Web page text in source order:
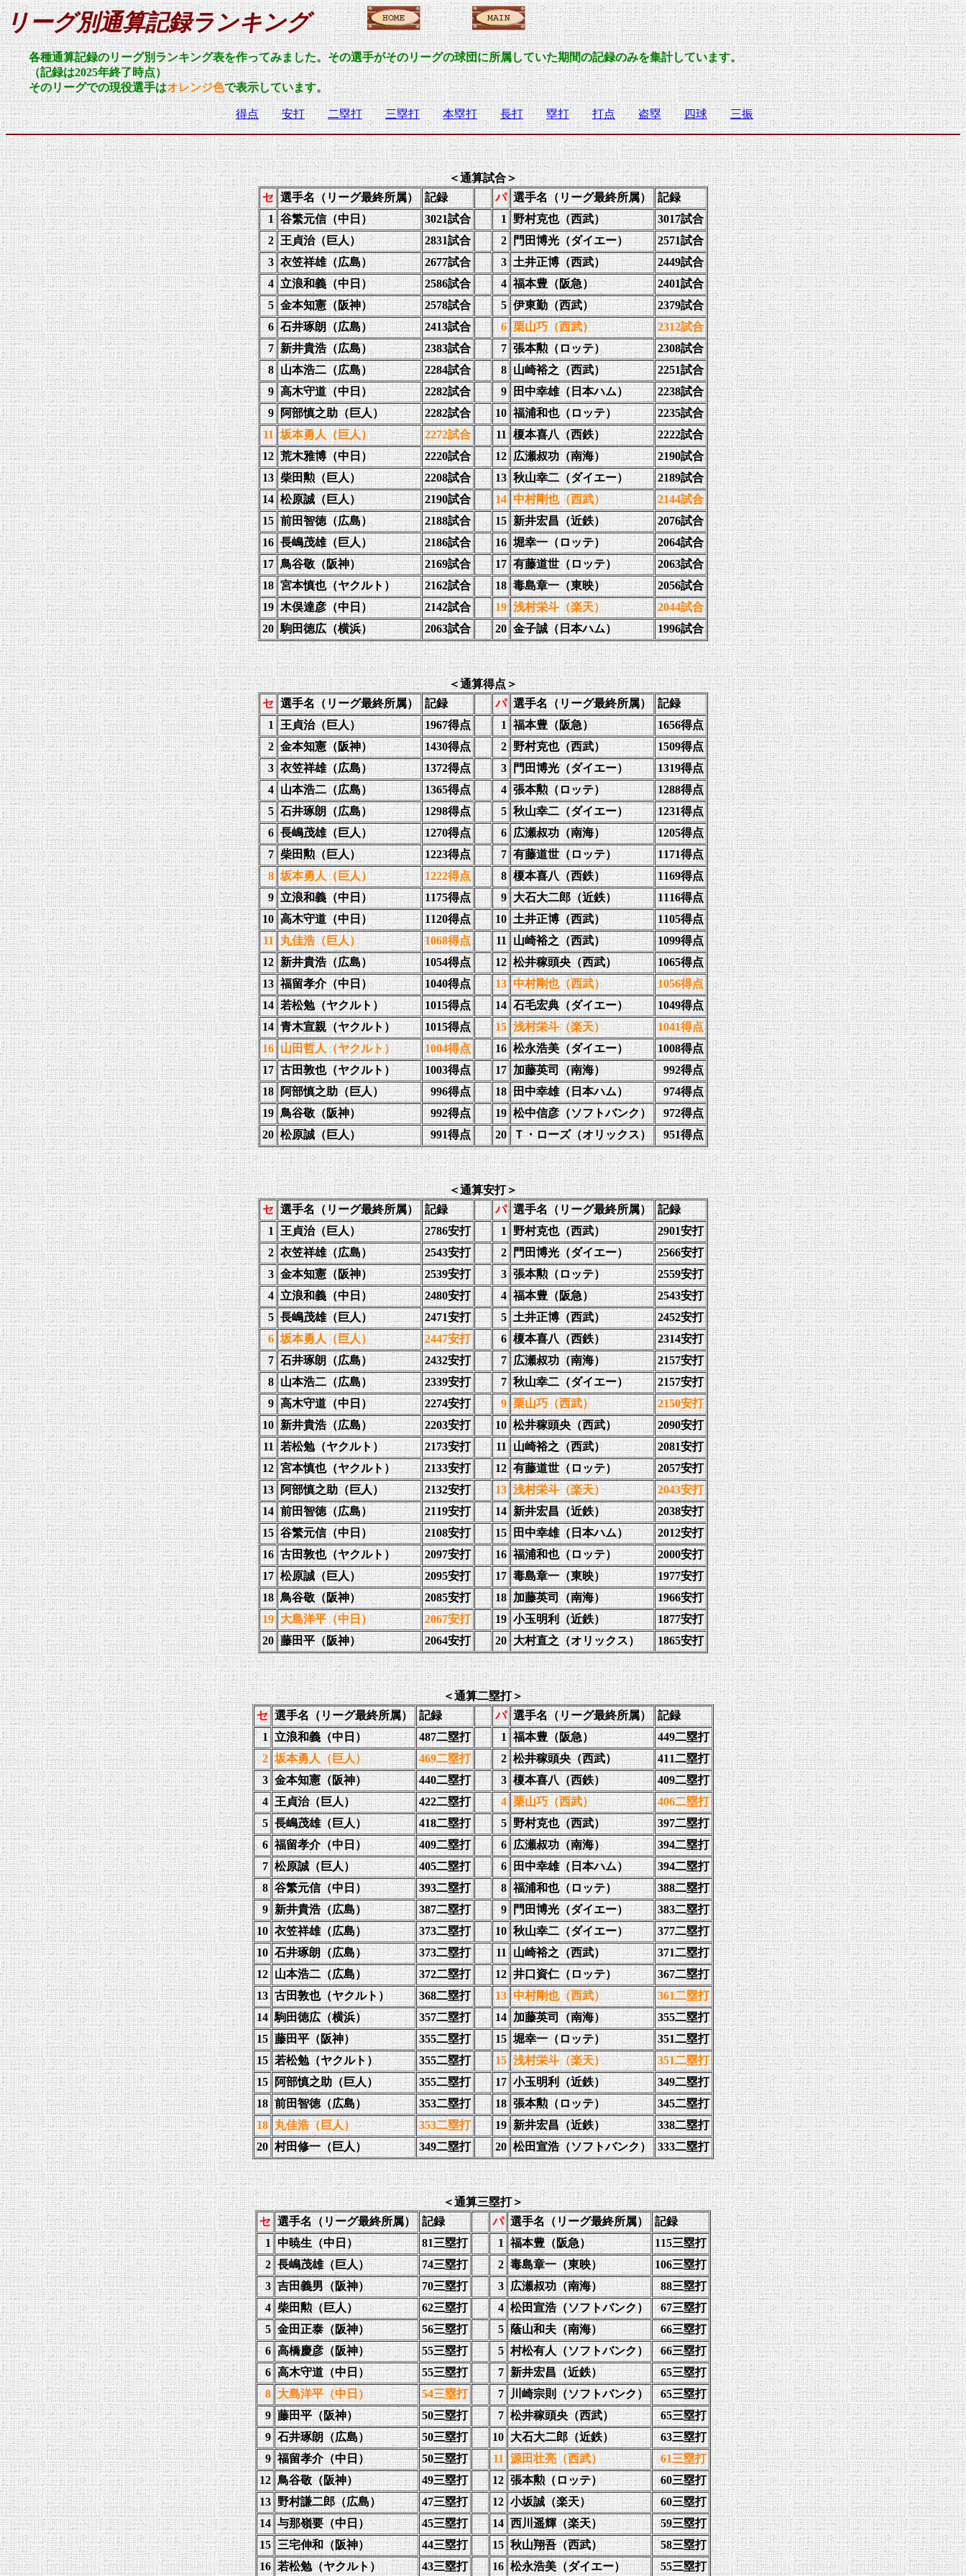
リーグ別通算記録ランキング
各種通算記録のリーグ別ランキング表を作ってみました。その選手がそのリーグの球団に所属していた期間の記録のみを集計しています。
（記録は2025年終了時点）
そのリーグでの現役選手はオレンジ色で表示しています。
得点 安打 二塁打 三塁打 本塁打 長打 塁打 打点 盗塁 四球 三振
＜通算試合＞
セ 選手名（リーグ最終所属） 記録 パ 選手名（リーグ最終所属） 記録
1 谷繁元信（中日） 3021試合 1 野村克也（西武）
3017試合
2 王貞治（巨人） 2831試合 2 門田博光（ダイエー）
2571試合
3 衣笠祥雄（広島） 2677試合 3 土井正博（西武）
2449試合
4 立浪和義（中日） 2586試合 4 福本豊（阪急）
2401試合
5 金本知憲（阪神） 2578試合 5 伊東勤（西武）
2379試合
6 石井琢朗（広島） 2413試合 6 栗山巧（西武）
2312試合
7 新井貴浩（広島） 2383試合 7 張本勲（ロッテ）
2308試合
8 山本浩二（広島） 2284試合 8 山崎裕之（西武）
2251試合
9 高木守道（中日） 2282試合 9 田中幸雄（日本ハム）
2238試合
9
阿部慎之助（巨人） 2282試合 10 福浦和也（ロッテ）
2235試合
11 坂本勇人（巨人） 2272試合 11 榎本喜八（西鉄）
2222試合
12 荒木雅博（中日） 2220試合 12 広瀬叔功（南海）
2190試合
13 柴田勲（巨人） 2208試合 13 秋山幸二（ダイエー）
2189試合
14 松原誠（巨人） 2190試合 14 中村剛也（西武）
2144試合
15 前田智徳（広島） 2188試合 15 新井宏昌（近鉄）
2076試合
16 長嶋茂雄（巨人） 2186試合 16 堀幸一（ロッテ）
2064試合
17 鳥谷敬（阪神） 2169試合 17 有藤道世（ロッテ）
2063試合
18 宮本慎也（ヤクルト） 2162試合 18 毒島章一（東映）
2056試合
19 木俣達彦（中日） 2142試合 19 浅村栄斗（楽天）
2044試合
20 駒田徳広（横浜） 2063試合 20 金子誠（日本ハム） 1996試合
＜通算得点＞
セ 選手名（リーグ最終所属） 記録 パ 選手名（リーグ最終所属） 記録
1 王貞治（巨人） 1967得点 1 福本豊（阪急）
1656得点
2 金本知憲（阪神） 1430得点 2 野村克也（西武）
1509得点
3 衣笠祥雄（広島） 1372得点 3 門田博光（ダイエー）
1319得点
4 山本浩二（広島） 1365得点 4 張本勲（ロッテ）
1288得点
5 石井琢朗（広島） 1298得点 5 秋山幸二（ダイエー）
1231得点
6 長嶋茂雄（巨人） 1270得点 6 広瀬叔功（南海）
1205得点
7 柴田勲（巨人） 1223得点 7 有藤道世（ロッテ）
1171得点
8 坂本勇人（巨人） 1222得点 8 榎本喜八（西鉄）
1169得点
9 立浪和義（中日） 1175得点 9 大石大二郎（近鉄）
1116得点
10 高木守道（中日） 1120得点 10 土井正博（西武）
1105得点
11 丸佳浩（巨人） 1068得点 11 山崎裕之（西武）
1099得点
12 新井貴浩（広島） 1054得点 12 松井稼頭央（西武）
1065得点
13 福留孝介（中日） 1040得点 13 中村剛也（西武）
1056得点
14 若松勉（ヤクルト） 1015得点 14 石毛宏典（ダイエー）
1049得点
14 青木宣親（ヤクルト） 1015得点 15 浅村栄斗（楽天）
1041得点
16 山田哲人（ヤクルト） 1004得点 16 松永浩美（ダイエー）
1008得点
17 古田敦也（ヤクルト） 1003得点 17 加藤英司（南海）
992得点
18 阿部慎之助（巨人） 996得点 18 田中幸雄（日本ハム）
974得点
19 鳥谷敬（阪神） 992得点 19 松中信彦（ソフトバンク）
972得点
20 松原誠（巨人） 991得点 20 Ｔ・ローズ（オリックス） 951得点
＜通算安打＞
セ 選手名（リーグ最終所属） 記録 パ 選手名（リーグ最終所属） 記録
1
王貞治（巨人） 2786安打 1 野村克也（西武）
2901安打
2 衣笠祥雄（広島） 2543安打 2 門田博光（ダイエー）
2566安打
3 金本知憲（阪神） 2539安打 3 張本勲（ロッテ）
2559安打
4 立浪和義（中日） 2480安打 4 福本豊（阪急）
2543安打
5 長嶋茂雄（巨人） 2471安打 5 土井正博（西武）
2452安打
6 坂本勇人（巨人） 2447安打 6 榎本喜八（西鉄）
2314安打
7 石井琢朗（広島） 2432安打 7 広瀬叔功（南海）
2157安打
8 山本浩二（広島） 2339安打 7 秋山幸二（ダイエー）
2157安打
9 高木守道（中日） 2274安打 9 栗山巧（西武）
2150安打
10 新井貴浩（広島） 2203安打 10 松井稼頭央（西武）
2090安打
11 若松勉（ヤクルト） 2173安打 11 山崎裕之（西武）
2081安打
12 宮本慎也（ヤクルト） 2133安打 12 有藤道世（ロッテ）
2057安打
13 阿部慎之助（巨人） 2132安打 13 浅村栄斗（楽天）
2043安打
14 前田智徳（広島） 2119安打 14 新井宏昌（近鉄）
2038安打
15 谷繁元信（中日） 2108安打 15 田中幸雄（日本ハム）
2012安打
16 古田敦也（ヤクルト） 2097安打 16 福浦和也（ロッテ）
2000安打
17 松原誠（巨人） 2095安打 17 毒島章一（東映）
1977安打
18 鳥谷敬（阪神） 2085安打 18 加藤英司（南海）
1966安打
19 大島洋平（中日） 2067安打 19 小玉明利（近鉄）
1877安打
20 藤田平（阪神） 2064安打 20 大村直之（オリックス） 1865安打
＜通算二塁打＞
セ 選手名（リーグ最終所属） 記録 パ 選手名（リーグ最終所属） 記録
1 立浪和義（中日） 487二塁打 1 福本豊（阪急）
449二塁打
2 坂本勇人（巨人） 469二塁打 2 松井稼頭央（西武）
411二塁打
3 金本知憲（阪神） 440二塁打 3 榎本喜八（西鉄）
409二塁打
4 王貞治（巨人） 422二塁打 4 栗山巧（西武）
406二塁打
5 長嶋茂雄（巨人） 418二塁打 5 野村克也（西武）
397二塁打
6 福留孝介（中日） 409二塁打 6 広瀬叔功（南海）
394二塁打
7 松原誠（巨人） 405二塁打 6 田中幸雄（日本ハム）
394二塁打
8 谷繁元信（中日） 393二塁打 8 福浦和也（ロッテ）
388二塁打
9 新井貴浩（広島） 387二塁打 9 門田博光（ダイエー）
383二塁打
10 衣笠祥雄（広島） 373二塁打 10 秋山幸二（ダイエー）
377二塁打
10 石井琢朗（広島） 373二塁打 11 山崎裕之（西武）
371二塁打
12 山本浩二（広島） 372二塁打 12 井口資仁（ロッテ）
367二塁打
13 古田敦也（ヤクルト） 368二塁打 13 中村剛也（西武）
361二塁打
14 駒田徳広（横浜） 357二塁打 14 加藤英司（南海）
355二塁打
15 藤田平（阪神） 355二塁打 15 堀幸一（ロッテ）
351二塁打
15 若松勉（ヤクルト） 355二塁打 15 浅村栄斗（楽天）
351二塁打
15 阿部慎之助（巨人） 355二塁打 17 小玉明利（近鉄）
349二塁打
18 前田智徳（広島） 353二塁打 18 張本勲（ロッテ）
345二塁打
18 丸佳浩（巨人） 353二塁打 19 新井宏昌（近鉄）
338二塁打
20 村田修一（巨人） 349二塁打 20 松田宣浩（ソフトバンク） 333二塁打
＜通算三塁打＞
セ 選手名（リーグ最終所属） 記録 パ 選手名（リーグ最終所属） 記録
1 中暁生（中日） 81三塁打 1 福本豊（阪急）
115三塁打
2 長嶋茂雄（巨人） 74三塁打 2 毒島章一（東映）
106三塁打
3 吉田義男（阪神） 70三塁打 3 広瀬叔功（南海）
88三塁打
4 柴田勲（巨人） 62三塁打 4 松田宣浩（ソフトバンク）
67三塁打
5 金田正泰（阪神） 56三塁打 5 蔭山和夫（南海）
66三塁打
6 高橋慶彦（阪神） 55三塁打 5 村松有人（ソフトバンク）
66三塁打
6 高木守道（中日） 55三塁打 7 新井宏昌（近鉄）
65三塁打
8 大島洋平（中日） 54三塁打 7 川崎宗則（ソフトバンク）
65三塁打
9 藤田平（阪神） 50三塁打 7 松井稼頭央（西武）
65三塁打
9 石井琢朗（広島） 50三塁打 10 大石大二郎（近鉄）
63三塁打
9 福留孝介（中日） 50三塁打 11 源田壮亮（西武）
61三塁打
12 鳥谷敬（阪神） 49三塁打 12 張本勲（ロッテ）
60三塁打
13 野村謙二郎（広島） 47三塁打 12 小坂誠（楽天）
60三塁打
14 与那嶺要（中日） 45三塁打 14 西川遥輝（楽天）
59三塁打
15 三宅伸和（阪神） 44三塁打 15 秋山翔吾（西武）
58三塁打
16 若松勉（ヤクルト） 43三塁打 16 松永浩美（ダイエー） 55三塁打